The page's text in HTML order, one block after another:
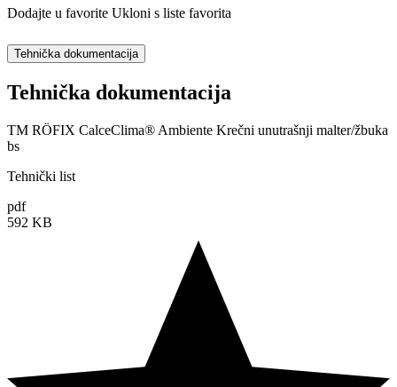
Dodajte u favorite Ukloni s liste favorita
Tehnička dokumentacija
Tehnička dokumentacija
TM RÖFIX CalceClima® Ambiente Krečni unutrašnji malter/žbuka
bs
Tehnički list
pdf
592 KB